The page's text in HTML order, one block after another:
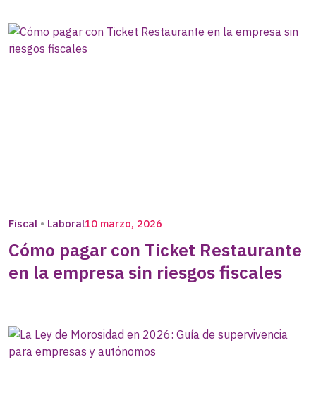
Fiscal Laboral10 marzo, 2026
Cómo pagar con Ticket Restaurante
en la empresa sin riesgos fiscales